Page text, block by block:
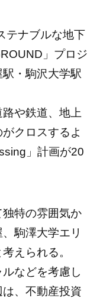
テナブルな地下
」プロジ
・駒沢大学駅
や鉄道、地上
クロスするよ
」計画が20
特の雰囲気か
駒澤大学エリ
えられる。
などを考慮し
、不動産投資